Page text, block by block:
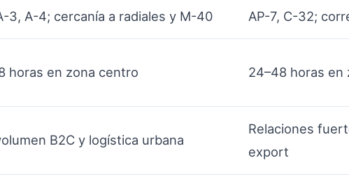
3, A-4; cercanía a radiales y M-40 AP-7, C-32;
horas en zona centro 24–48 horas en
B2C y logística urbana
Relaciones
export